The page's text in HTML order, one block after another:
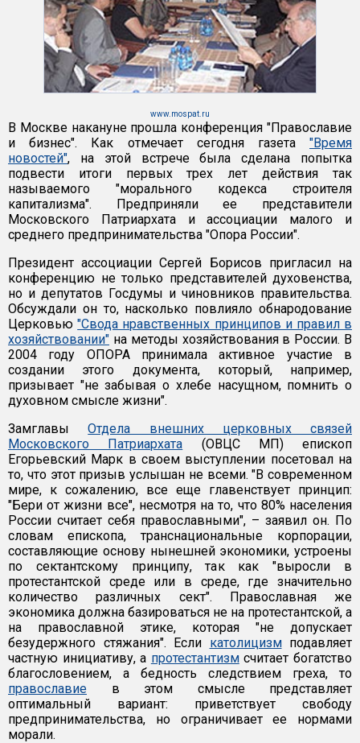
www.mospat.ru
В Москве накануне прошла конференция "Православие
и бизнес". Как отмечает сегодня газета "Время
новостей", на этой встрече была сделана попытка
подвести итоги первых трех лет действия так
называемого "морального кодекса строителя
капитализма". Предприняли ее представители
Московского Патриархата и ассоциации малого и
среднего предпринимательства "Опора России".
Президент ассоциации Сергей Борисов пригласил на
конференцию не только представителей духовенства,
но и депутатов Госдумы и чиновников правительства.
Обсуждали он то, насколько повлияло обнародование
Церковью"Свода нравственных принципов и правил в
хозяйствовании" на методы хозяйствования в России. В
2004 году ОПОРА принимала активное участие в
создании этого документа, который, например,
призывает "не забывая о хлебе насущном, помнить о
духовном смысле жизни".
ЗамглавыОтдела внешних церковных связей
Московского Патриархата (ОВЦС МП) епископ
Егорьевский Марк в своем выступлении посетовал на
то, что этот призыв услышан не всеми. "В современном
мире, к сожалению, все еще главенствует принцип:
"Бери от жизни все", несмотря на то, что 80% населения
России считает себя православными", – заявил он. По
словам епископа, транснациональные корпорации,
составляющие основу нынешней экономики, устроены
по сектантскому принципу, так как "выросли в
протестантской среде или в среде, где значительно
количество различных сект". Православная же
экономика должна базироваться не на протестантской, а
на православной этике, которая "не допускает
безудержного стяжания". Если католицизмподавляет
частную инициативу, а протестантизмсчитает богатство
благословением, а бедность следствием греха, то
православие в этом смысле представляет
оптимальный вариант: приветствует свободу
предпринимательства, но ограничивает ее нормами
морали.